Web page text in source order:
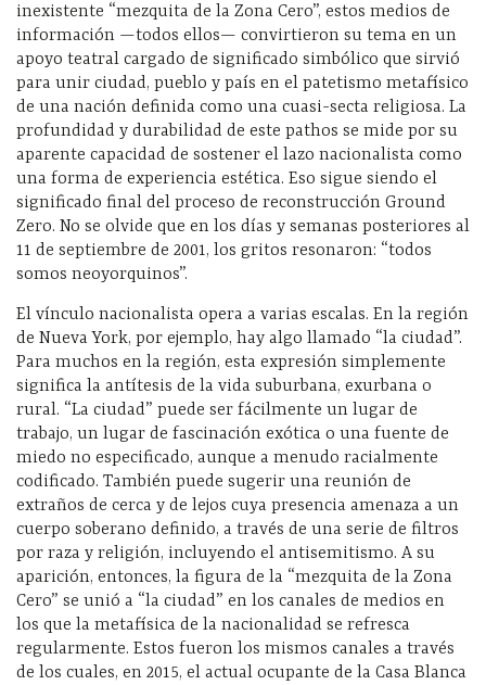
inexistente “mezquita de la Zona Cero”, estos medios de
información —todos ellos— convirtieron su tema en un
apoyo teatral cargado de significado simbólico que sirvió
para unir ciudad, pueblo y país en el patetismo metafísico
de una nación definida como una cuasi-secta religiosa. La
profundidad y durabilidad de este pathos se mide por su
aparente capacidad de sostener el lazo nacionalista como
una forma de experiencia estética. Eso sigue siendo el
significado final del proceso de reconstrucción Ground
Zero. No se olvide que en los días y semanas posteriores al
11 de septiembre de 2001, los gritos resonaron: “todos
somos neoyorquinos”.
El vínculo nacionalista opera a varias escalas. En la región
de Nueva York, por ejemplo, hay algo llamado “la ciudad”.
Para muchos en la región, esta expresión simplemente
significa la antítesis de la vida suburbana, exurbana o
rural. “La ciudad” puede ser fácilmente un lugar de
trabajo, un lugar de fascinación exótica o una fuente de
miedo no especificado, aunque a menudo racialmente
codificado. También puede sugerir una reunión de
extraños de cerca y de lejos cuya presencia amenaza a un
cuerpo soberano definido, a través de una serie de filtros
por raza y religión, incluyendo el antisemitismo. A su
aparición, entonces, la figura de la “mezquita de la Zona
Cero” se unió a “la ciudad” en los canales de medios en
los que la metafísica de la nacionalidad se refresca
regularmente. Estos fueron los mismos canales a través
de los cuales, en 2015, el actual ocupante de la Casa Blanca